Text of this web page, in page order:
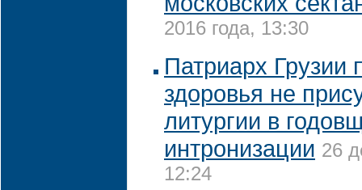
2016 года, 13:30
Патриарх Грузии
здоровья не
литургии в
интронизации 26
12:24